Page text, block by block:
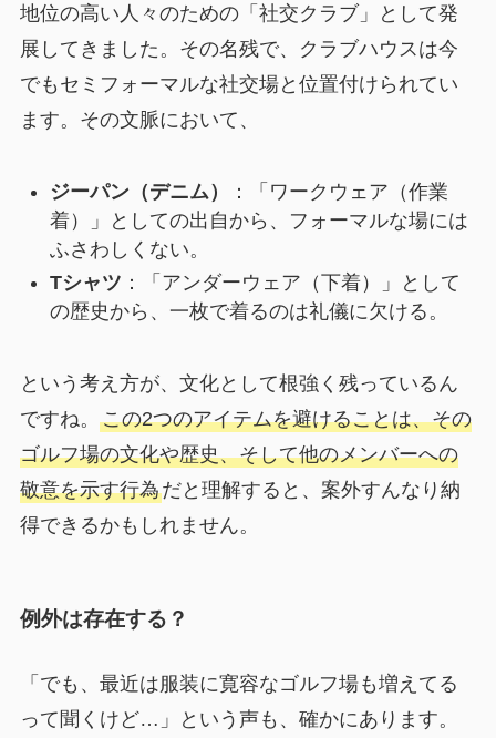
地位の高い人々のための「社交クラブ」として発
展してきました。その名残で、クラブハウスは今
でもセミフォーマルな社交場と位置付けられてい
ます。その文脈において、
ジーパン（デニム）
：「ワークウェア（作業
着）」としての出自から、フォーマルな場には
ふさわしくない。
Tシャツ ：「アンダーウェア（下着）」として
の歴史から、一枚で着るのは礼儀に欠ける。
という考え方が、文化として根強く残っているん
ですね。 この2つのアイテムを避けることは、その
ゴルフ場の文化や歴史、そして他のメンバーへの
敬意を示す行為だと理解すると、案外すんなり納
得できるかもしれません。
例外は存在する？
「でも、最近は服装に寛容なゴルフ場も増えてる
って聞くけど…」という声も、確かにあります。